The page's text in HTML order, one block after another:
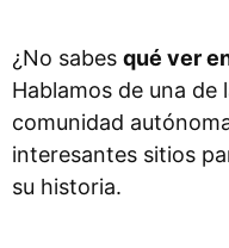
¿No sabes qué ver
Hablamos de una de
comunidad
interesantes sitios
su historia.